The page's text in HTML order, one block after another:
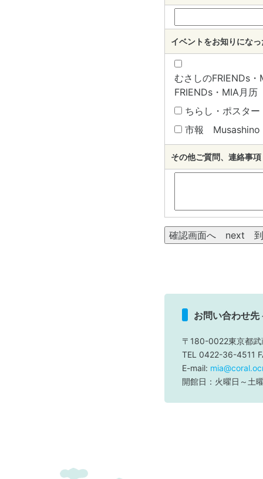
イベントをお知りにな
むさしのFRIENDs
FRIENDs・MIA月历
ちらし・ポスタ
市報
その他ご質問、連絡
お問い合わせ先
〒180-0022東京都
TEL 0422-36-4511
E-mail:
開館日：火曜日～土